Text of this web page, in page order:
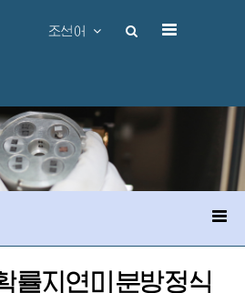
조선어
률지연미분방정식